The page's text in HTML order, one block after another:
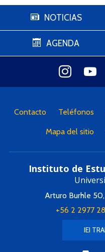
NOTICIAS
AGENDA
Contacto Teléfonos
Mapa del sitio
Instituto de
Arturo Burhle
+56 2 2977
IEI